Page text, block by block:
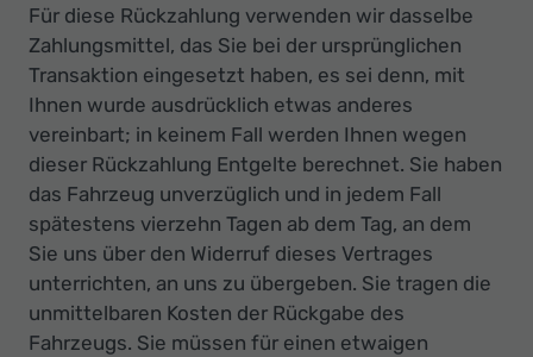
Für diese Rückzahlung verwenden wir dasselbe
Zahlungsmittel, das Sie bei der ursprünglichen
Transaktion eingesetzt haben, es sei denn, mit
Ihnen wurde ausdrücklich etwas anderes
vereinbart; in keinem Fall werden Ihnen wegen
dieser Rückzahlung Entgelte berechnet. Sie haben
das Fahrzeug unverzüglich und in jedem Fall
spätestens vierzehn Tagen ab dem Tag, an dem
Sie uns über den Widerruf dieses Vertrages
unterrichten, an uns zu übergeben. Sie tragen die
unmittelbaren Kosten der Rückgabe des
Fahrzeugs. Sie müssen für einen etwaigen